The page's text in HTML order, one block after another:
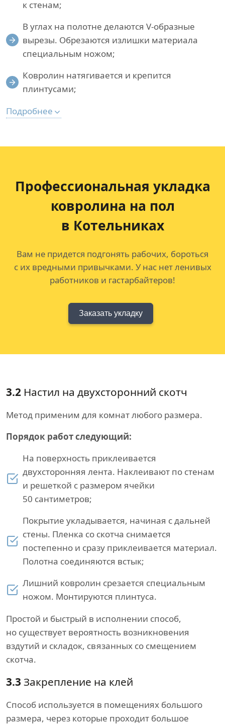
к стенам;
В углах на полотне делаются V-образные
вырезы. Обрезаются излишки материала
специальным ножом;
Ковролин натягивается и крепится
плинтусами;
Подробнее
Профессиональная укладка
ковролина на пол
в Котельниках
Вам не придется подгонять рабочих, бороться
с их вредными привычками. У нас нет ленивых
работников и гастарбайтеров!
Заказать укладку
3.2 Настил на двухсторонний скотч
Метод применим для комнат любого размера.
Порядок работ следующий:
На поверхность приклеивается
двухсторонняя лента. Наклеивают по стенам
и решеткой с размером ячейки
50 сантиметров;
Покрытие укладывается, начиная с дальней
стены. Пленка со скотча снимается
постепенно и сразу приклеивается материал.
Полотна соединяются встык;
Лишний ковролин срезается специальным
ножом. Монтируются плинтуса.
Простой и быстрый в исполнении способ,
но существует вероятность возникновения
вздутий и складок, связанных со смещением
скотча.
3.3 Закрепление на клей
Способ используется в помещениях большого
размера, через которые проходит большое